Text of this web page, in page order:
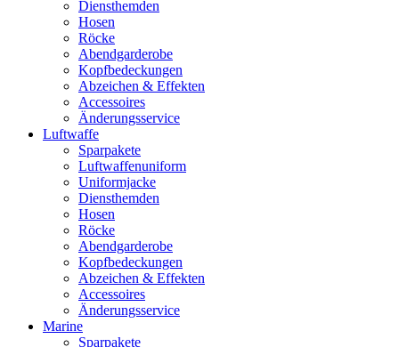
Diensthemden
Hosen
Röcke
Abendgarderobe
Kopfbedeckungen
Abzeichen & Effekten
Accessoires
Änderungsservice
Luftwaffe
Sparpakete
Luftwaffenuniform
Uniformjacke
Diensthemden
Hosen
Röcke
Abendgarderobe
Kopfbedeckungen
Abzeichen & Effekten
Accessoires
Änderungsservice
Marine
Sparpakete